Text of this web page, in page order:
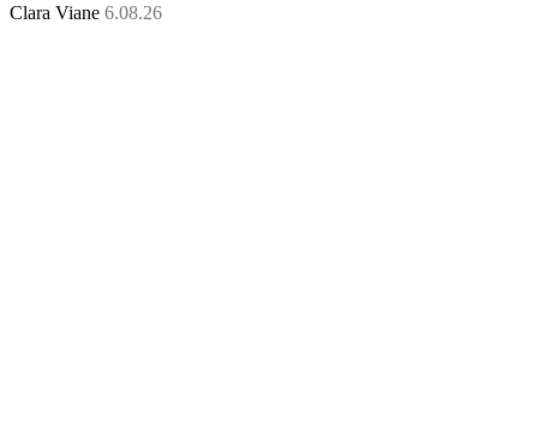
Clara Viane 6.08.26